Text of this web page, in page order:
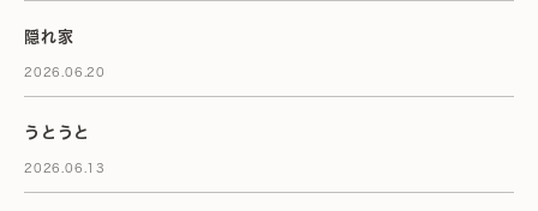
隠れ家
2026.06.20
うとうと
2026.06.13